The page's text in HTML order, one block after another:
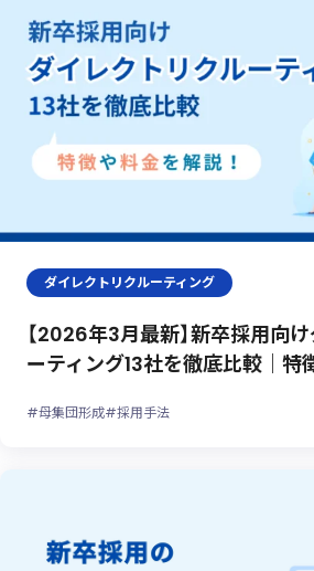
ダイレクトリクルーティング
【2026年3月最新】新卒採用向
ーティング13社を徹底比較｜特
#母集団形成#採用手法